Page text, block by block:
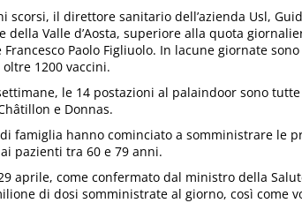
scorsi, il direttore sanitario dell’azienda Usl,
della Valle d’Aosta, superiore alla quota
Francesco Paolo Figliuolo. In lacune giornate
1200 vaccini.
le 14 postazioni al palaindoor sono
e Donnas.
famiglia hanno cominciato a somministrare le
ai pazienti tra 60 e 79 anni.
aprile, come confermato dal ministro della
di dosi somministrate al giorno, così come